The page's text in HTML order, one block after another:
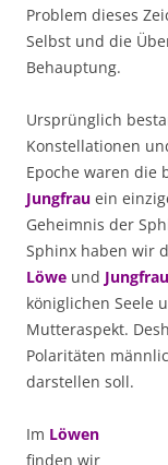
Problem dieses
Selbst und die
Behauptung.
Ursprünglich
Konstellationen
Epoche waren die
Jungfrau ein
Geheimnis der
Sphinx haben wir
Löwe und Jungfrau
königlichen Seele
Mutteraspekt.
Polaritäten
darstellen soll.
Im Löwen
finden wir